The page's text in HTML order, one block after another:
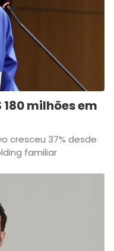
milhões em
cresceu 37% desde
familiar